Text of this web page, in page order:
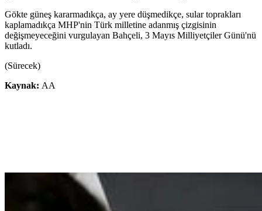
Gökte güneş kararmadıkça, ay yere düşmedikçe, sular toprakları
kaplamadıkça MHP'nin Türk milletine adanmış çizgisinin
değişmeyeceğini vurgulayan Bahçeli, 3 Mayıs Milliyetçiler Günü'nü
kutladı.
(Sürecek)
Kaynak: AA